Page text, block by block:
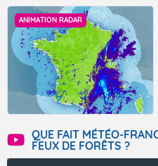
ANIMATION RADAR
QUE FAIT MÉTÉO-
FEUX DE FORÊTS ?